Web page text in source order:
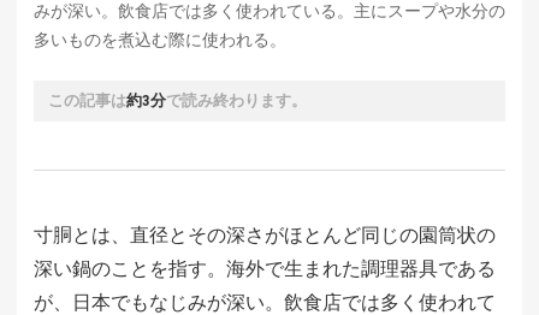
みが深い。飲食店では多く使われている。主にスープや水分の
多いものを煮込む際に使われる。
この記事は約3分で読み終わります。
寸胴とは、直径とその深さがほとんど同じの園筒状の
深い鍋のことを指す。海外で生まれた調理器具である
が、日本でもなじみが深い。飲食店では多く使われて